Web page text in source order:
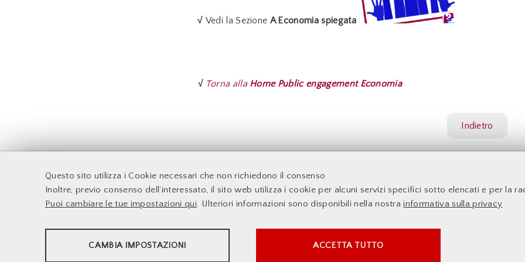
Questo sito utilizza i Cookie necessari che non richiedono il consenso
Inoltre, previo consenso dell’interessato, il sito web utilizza i cookie per alcuni servizi specifici sotto elencati e per la
Puoi cambiare le tue impostazioni qui. Ulteriori informazioni sono disponibili nella nostrainformativa sulla privacy
STATISTICHE
CAMBIA IMPOSTAZIONI ACCETTA TUTTO
√ Vedi la Sezione A Economia spiegata
√ Torna alla Home Public engagement Economia
Indietro
Accessibilità
Supporto Tecnico
Le Infrastrutture
Docenti
Sito web d'Ateneo
Sistema DELPHI